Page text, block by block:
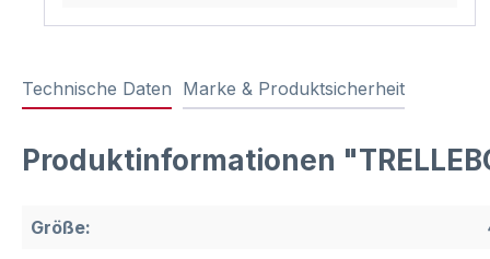
Technische Daten Marke & Produktsicherheit
Produktinformationen
Größe: